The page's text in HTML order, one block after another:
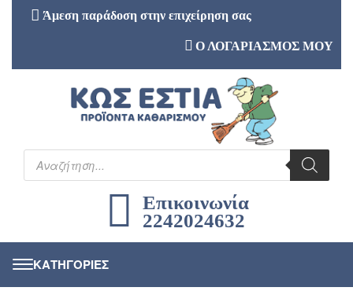
Άμεση παράδοση στην επιχείρηση σας
Ο ΛΟΓΑΡΙΑΣΜΟΣ ΜΟΥ
Επικοινωνία
2242024632